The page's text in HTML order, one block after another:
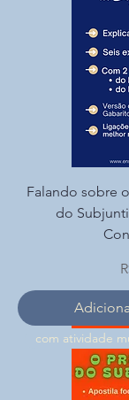
Falando sobre
do
com atividade